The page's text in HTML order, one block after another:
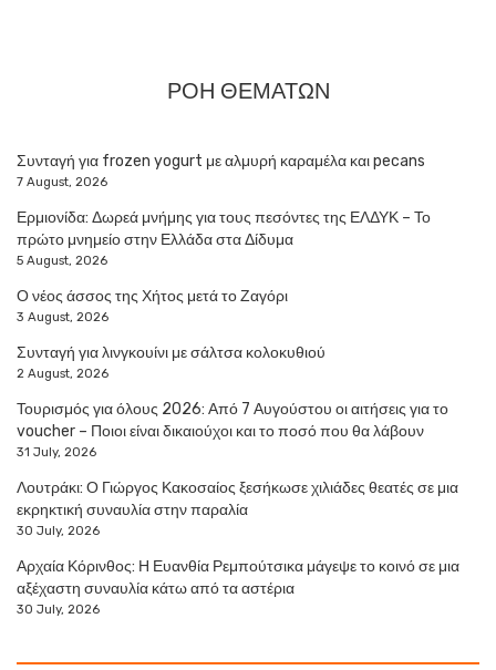
ΡΟΗ ΘΕΜΑΤΩΝ
Συνταγή για frozen yogurt με αλμυρή καραμέλα και pecans
7 August, 2026
Ερμιονίδα: Δωρεά μνήμης για τους πεσόντες της ΕΛΔΥΚ – Το
πρώτο μνημείο στην Ελλάδα στα Δίδυμα
5 August, 2026
Ο νέος άσσος της Χήτος μετά το Ζαγόρι
3 August, 2026
Συνταγή για λινγκουίνι με σάλτσα κολοκυθιού
2 August, 2026
Τουρισμός για όλους 2026: Από 7 Αυγούστου οι αιτήσεις για το
voucher – Ποιοι είναι δικαιούχοι και το ποσό που θα λάβουν
31 July, 2026
Λουτράκι: Ο Γιώργος Κακοσαίος ξεσήκωσε χιλιάδες θεατές σε μια
εκρηκτική συναυλία στην παραλία
30 July, 2026
Αρχαία Κόρινθος: Η Ευανθία Ρεμπούτσικα μάγεψε το κοινό σε μια
αξέχαστη συναυλία κάτω από τα αστέρια
30 July, 2026